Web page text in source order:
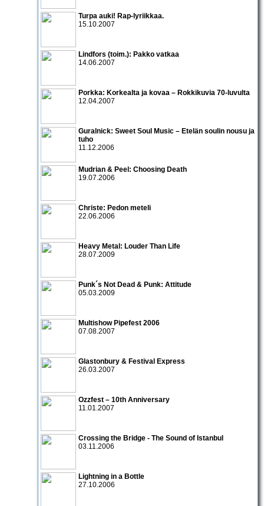
Turpa auki! Rap-lyriikkaa.
15.10.2007
Lindfors (toim.): Pakko vatkaa
14.06.2007
Porkka: Korkealta ja kovaa – Rokkikuvia 70-luvulta
12.04.2007
Guralnick: Sweet Soul Music – Etelän soulin nousu ja
tuho
11.12.2006
Mudrian & Peel: Choosing Death
19.07.2006
Christe: Pedon meteli
22.06.2006
Heavy Metal: Louder Than Life
28.07.2009
Punk´s Not Dead & Punk: Attitude
05.03.2009
Multishow Pipefest 2006
07.08.2007
Glastonbury & Festival Express
26.03.2007
Ozzfest – 10th Anniversary
11.01.2007
Crossing the Bridge - The Sound of Istanbul
03.11.2006
Lightning in a Bottle
27.10.2006